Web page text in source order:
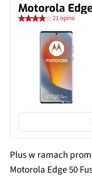
Motorola
21 opinii
Plus w ramach
Motorola Edge 50